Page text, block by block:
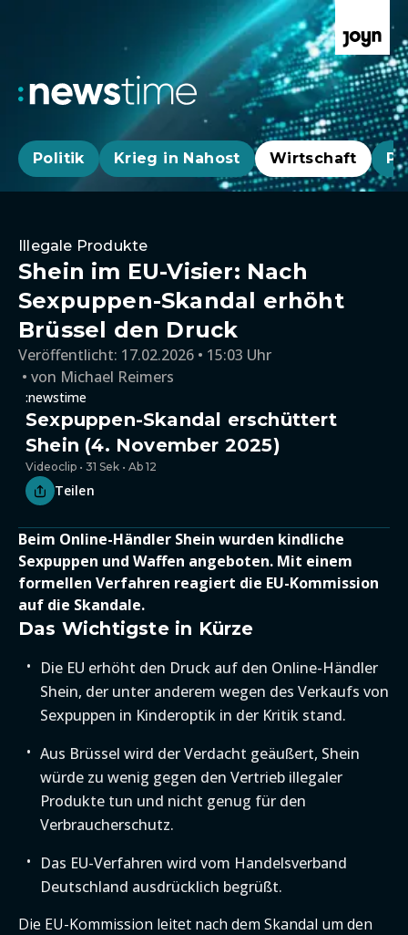
Politik Krieg in Nahost Wirtschaft
Illegale Produkte
Shein im EU-Visier: Nach
Sexpuppen-Skandal erhöht
Brüssel den Druck
Veröffentlicht: 17.02.2026 • 15:03 Uhr
von Michael Reimers
:newstime
Sexpuppen-Skandal erschüttert
Shein (4. November 2025)
Videoclip • 31 Sek • Ab 12
Teilen
Beim Online-Händler Shein wurden kindliche
Sexpuppen und Waffen angeboten. Mit einem
formellen Verfahren reagiert die EU-Kommission
auf die Skandale.
Das Wichtigste in Kürze
Die EU erhöht den Druck auf den Online-Händler
Shein, der unter anderem wegen des Verkaufs von
Sexpuppen in Kinderoptik in der Kritik stand.
Aus Brüssel wird der Verdacht geäußert, Shein
würde zu wenig gegen den Vertrieb illegaler
Produkte tun und nicht genug für den
Verbraucherschutz.
Das EU-Verfahren wird vom Handelsverband
Deutschland ausdrücklich begrüßt.
Die EU-Kommission leitet nach dem Skandal um den